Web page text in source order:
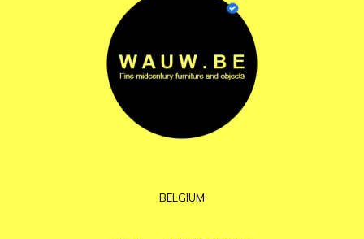
BELGIUM